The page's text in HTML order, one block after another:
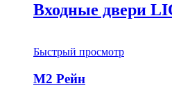
Входные двери
Быстрый просмотр
М2 Рейн